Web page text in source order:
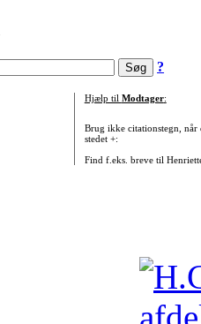
?
Hjælp til Modtager:
Brug ikke citationstegn, når
stedet +:
Find f.eks. breve til